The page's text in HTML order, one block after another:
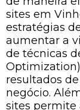
sites em
estratégias
aumentar a
de técnicas
resultados
negócio.
sites permite